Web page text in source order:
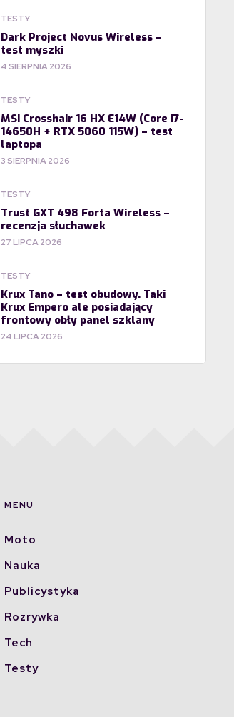
TESTY
Dark Project Novus Wireless –
test myszki
4 SIERPNIA 2026
TESTY
MSI Crosshair 16 HX E14W (Core i7-
14650H + RTX 5060 115W) – test
laptopa
3 SIERPNIA 2026
TESTY
Trust GXT 498 Forta Wireless –
recenzja słuchawek
27 LIPCA 2026
TESTY
Krux Tano – test obudowy. Taki
Krux Empero ale posiadający
frontowy obły panel szklany
24 LIPCA 2026
MENU
Moto
Nauka
Publicystyka
Rozrywka
Tech
Testy